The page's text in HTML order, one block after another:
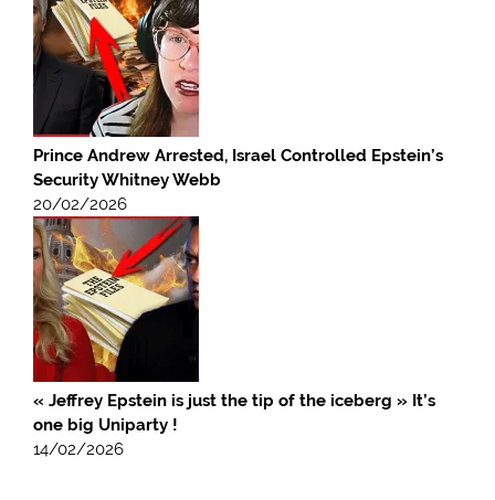
Prince Andrew Arrested, Israel Controlled Epstein’s
Security Whitney Webb
20/02/2026
« Jeffrey Epstein is just the tip of the iceberg » It’s
one big Uniparty !
14/02/2026